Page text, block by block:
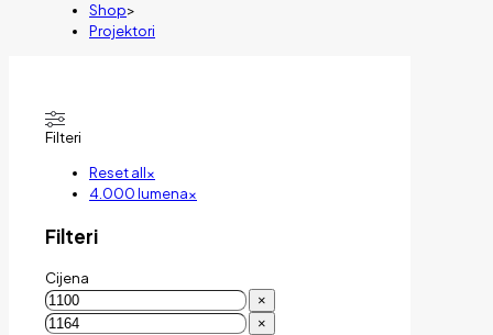
Shop>
Projektori
Filteri
Reset all×
4.000 lumena×
Filteri
Cijena
×
×